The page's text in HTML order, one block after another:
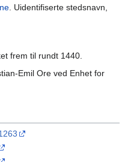
. Uidentifiserte stedsnavn,
frem til rundt 1440.
Emil Ore ved Enhet for